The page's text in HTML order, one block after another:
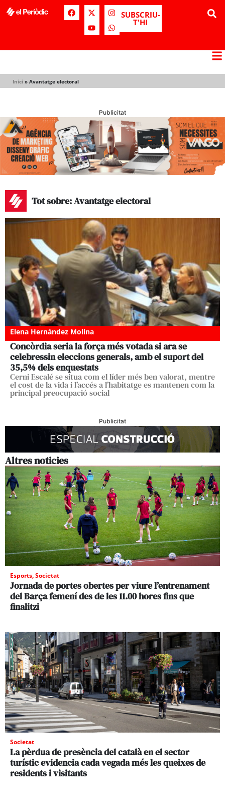
SUBSCRIU-
T'HI
Inici » Avantatge electoral
Publicitat
Tot sobre: Avantatge electoral
Elena Hernández Molina
Concòrdia seria la força més votada si ara se
celebressin eleccions generals, amb el suport del
35,5% dels enquestats
Cerni Escalé se situa com el líder més ben valorat, mentre
el cost de la vida i l’accés a l’habitatge es mantenen com la
principal preocupació social
Publicitat
Altres noticies
Esports,Societat
Jornada de portes obertes per viure l’entrenament
del Barça femení des de les 11.00 hores fins que
finalitzi
Societat
La pèrdua de presència del català en el sector
turístic evidencia cada vegada més les queixes de
residents i visitants